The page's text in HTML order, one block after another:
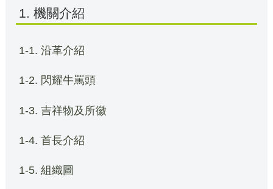
1. 機關介紹
1-1. 沿革介紹
1-2. 閃耀牛罵頭
1-3. 吉祥物及所徽
1-4. 首長介紹
1-5. 組織圖